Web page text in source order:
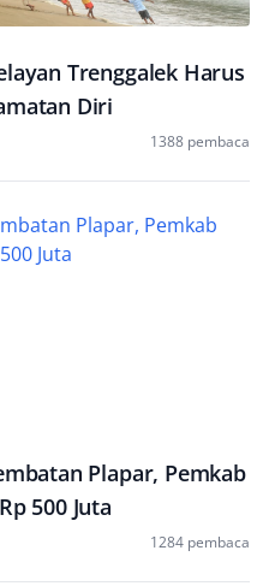
Trenggalek Harus
Diri
1388 pembaca
Plapar, Pemkab
500 Juta
1284 pembaca